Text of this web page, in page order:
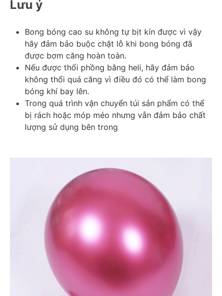
Lưu ý
Bong bóng cao su không tự bịt kín được vì vậy
hãy đảm bảo buộc chặt lỗ khi bong bóng đã
được bơm căng hoàn toàn.
Nếu được thổi phồng bằng heli, hãy đảm bảo
không thổi quá căng vì điều đó có thể làm bong
bóng khí bay lên.
Trong quá trình vận chuyển túi sản phẩm có thể
bị rách hoặc móp méo nhưng vẫn đảm bảo chất
lượng sử dụng bên trong